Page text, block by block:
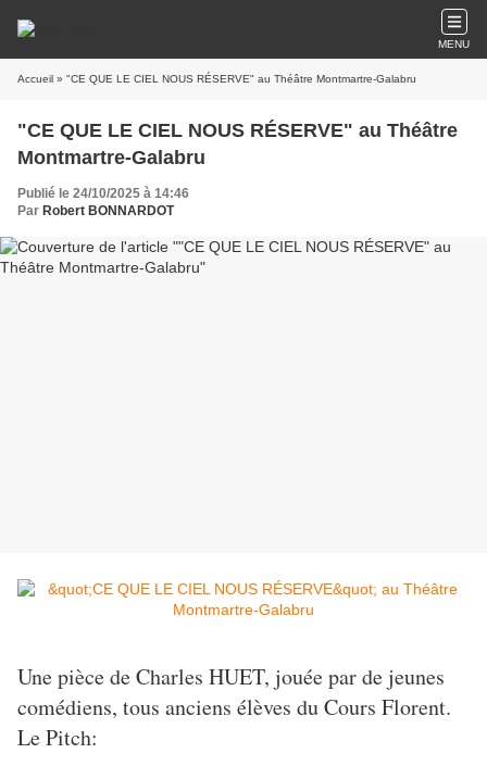
MENU
Accueil » "CE QUE LE CIEL NOUS RÉSERVE" au Théâtre Montmartre-Galabru
"CE QUE LE CIEL NOUS RÉSERVE" au Théâtre
Montmartre-Galabru
Publié le 24/10/2025 à 14:46
Par Robert BONNARDOT
Une pièce de Charles HUET, jouée par de jeunes
comédiens, tous anciens élèves du Cours Florent.
Le Pitch: